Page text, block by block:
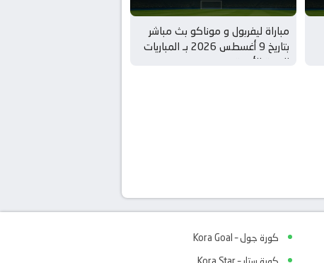
مباراة ليفربول و موناكو بث مباشر
بتاريخ 9 أغسطس 2026 بـ المباريات
الودية للأندية
كورة جول – Kora Goal